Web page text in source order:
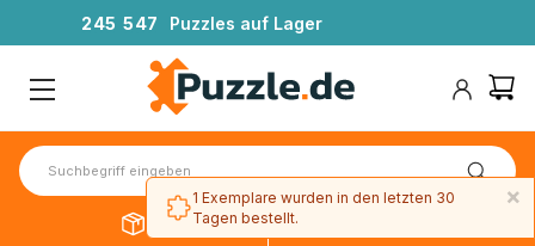
245 547 Puzzles auf Lager
×
1 Exemplare wurden in den letzten 30
Tagen bestellt.